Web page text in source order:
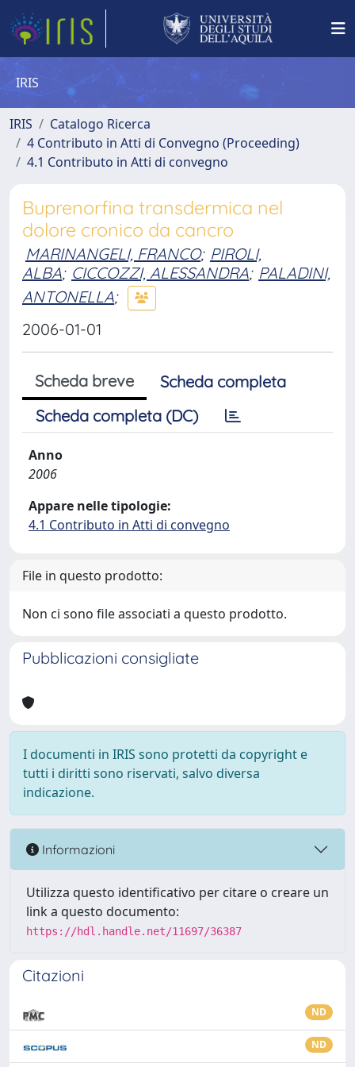
IRIS
IRIS
Catalogo Ricerca
4 Contributo in Atti di Convegno (Proceeding)
4.1 Contributo in Atti di convegno
Buprenorfina transdermica nel
dolore cronico da cancro
MARINANGELI, FRANCO; PIROLI,
ALBA; CICCOZZI, ALESSANDRA; PALADINI,
ANTONELLA;
2006-01-01
Scheda breve
Scheda completa
Scheda completa (DC)
Anno
2006
Appare nelle tipologie:
4.1 Contributo in Atti di convegno
File in questo prodotto:
Non ci sono file associati a questo prodotto.
Pubblicazioni consigliate
I documenti in IRIS sono protetti da copyright e
tutti i diritti sono riservati, salvo diversa
indicazione.
Informazioni
Utilizza questo identificativo per citare o creare un
link a questo documento:
https://hdl.handle.net/11697/36387
Citazioni
ND
ND